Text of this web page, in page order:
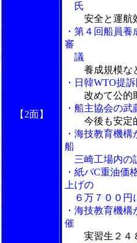
【2面】
氏
安全と運航効
・第４回船員
審
議
養成規模な
・日韓WTO提
改めて公的
・船主協会の
今後も安定
・海技教育機
船
三崎工場内の
・紙パC重油価
上げの
６万７００円
・海技教育機
催
実習生２４